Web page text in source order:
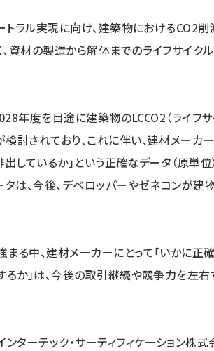
ラル実現に向け、建築物におけるCO2削
資材の製造から解体までのライフサイク
年度を目途に建築物のLCCO2（ライフ
討されており、これに伴い、建材メーカ
しているか」という正確なデータ（原単
タは、今後、デベロッパーやゼネコンが
る中、建材メーカーにとって「いかに正
るか」は、今後の取引継続や競争力を左
ターテック・サーティフィケーション株